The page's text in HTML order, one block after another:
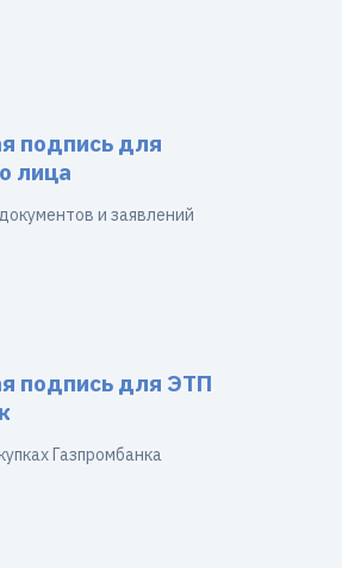
подпись для
лица
и заявлений
подпись для ЭТП
Газпромбанка